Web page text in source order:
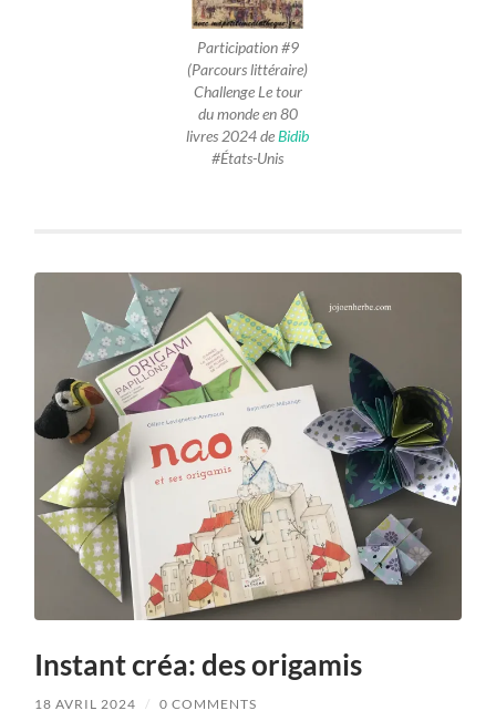
Participation #9
(Parcours littéraire)
Challenge Le tour
du monde en 80
livres 2024 deBidib
#États-Unis
Instant créa: des origamis
18 AVRIL 2024 / 0 COMMENTS